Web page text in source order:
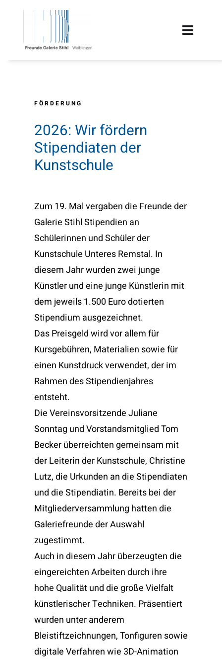
Toggle
ÜBER UNS
FÖRDERUNG
MITGLIEDSCHAFT
KONTAKT
FÖRDERUNG
2026: Wir fördern
Stipendiaten der
Kunstschule
Zum 19. Mal vergaben die Freunde der
Galerie Stihl Stipendien an
Schülerinnen und Schüler der
Kunstschule Unteres Remstal. In
diesem Jahr wurden zwei junge
Künstler und eine junge Künstlerin mit
dem jeweils 1.500 Euro dotierten
Stipendium ausgezeichnet.
Das Preisgeld wird vor allem für
Kursgebühren, Materialien sowie für
einen Kunstdruck verwendet, der im
Rahmen des Stipendienjahres
entsteht.
Die Vereinsvorsitzende Juliane
Sonntag und Vorstandsmitglied Tom
Becker überreichten gemeinsam mit
der Leiterin der Kunstschule, Christine
Lutz, die Urkunden an die Stipendiaten
und die Stipendiatin. Bereits bei der
Mitgliederversammlung hatten die
Galeriefreunde der Auswahl
zugestimmt.
Auch in diesem Jahr überzeugten die
eingereichten Arbeiten durch ihre
hohe Qualität und die große Vielfalt
künstlerischer Techniken. Präsentiert
wurden unter anderem
Bleistiftzeichnungen, Tonfiguren sowie
digitale Verfahren wie 3D-Animation